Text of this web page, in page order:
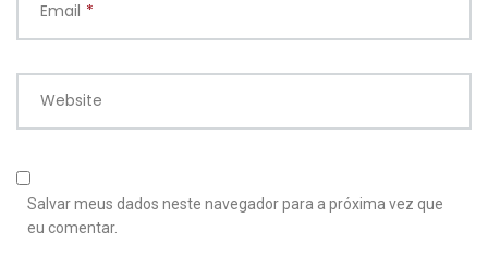
Email *
Website
Salvar meus dados neste navegador para a próxima vez que
eu comentar.